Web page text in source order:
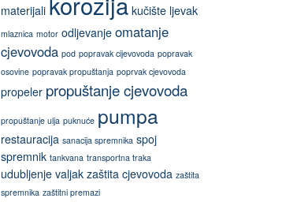
materijali
kučište ljevak
mlaznica motor odljevanje omatanje
cjevovoda pod popravak cijevovoda popravak
osovine popravak propuštanja poprvak cjevovoda
propeler propuštanje cjevovoda
propuštanje ulja puknuće pumpa
restauracija sanacija spremnika spoj
spremnik tankvana transportna traka
udubljenje valjak zaštita cjevovoda zaštita
spremnika zaštitni premazi